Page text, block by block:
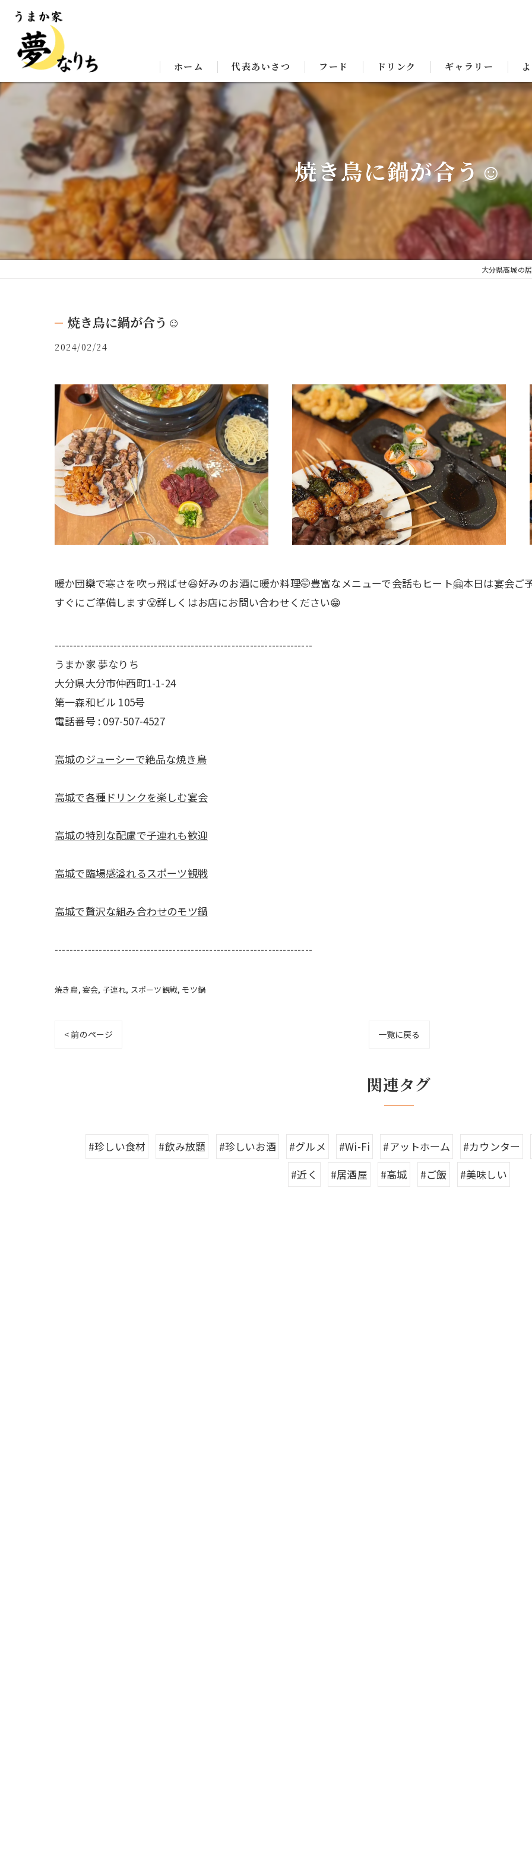
ホーム 代表あいさつ フード ドリンク ギャラリー
焼き鳥に鍋が合う☺️
大分県高城の
焼き鳥に鍋が合う☺️
2024/02/24
暖か団欒で寒さを吹っ飛ばせ😆好みのお酒に暖か料理🤭豊富なメニューで会話もヒート🤗本日は宴会ご
すぐにご準備します😤詳しくはお店にお問い合わせください😁
----------------------------------------------------------------------
うまか家 夢なりち
大分県大分市仲西町1-1-24
第一森和ビル 105号
電話番号 : 097-507-4527
高城のジューシーで絶品な焼き鳥
高城で各種ドリンクを楽しむ宴会
高城の特別な配慮で子連れも歓迎
高城で臨場感溢れるスポーツ観戦
高城で贅沢な組み合わせのモツ鍋
----------------------------------------------------------------------
焼き鳥 宴会 子連れ スポーツ観戦 モツ鍋
< 前のページ 一覧に戻る
関連タグ
#珍しい食材 #飲み放題 #珍しいお酒 #グルメ #Wi-Fi #アットホーム #カウンター
#近く
#居酒屋 #高城 #ご飯 #美味しい